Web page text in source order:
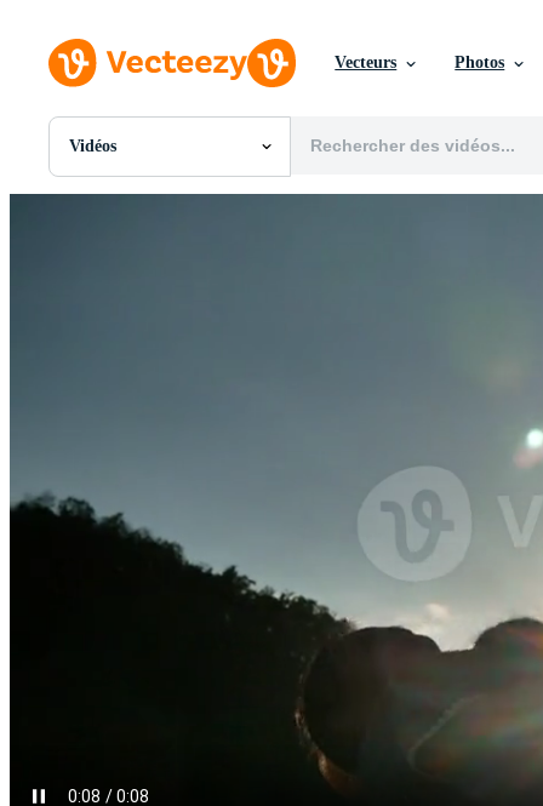
Vecteurs Photos
Vidéos
Toutes Images